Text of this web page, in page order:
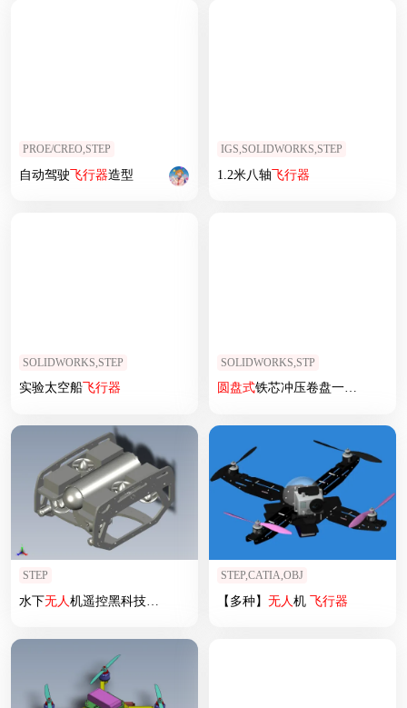
PROE/CREO,STEP
自动驾驶飞行器造型
IGS,SOLIDWORKS,STEP
1.2米八轴飞行器
SOLIDWORKS,STEP
实验太空船飞行器
SOLIDWORKS,STP
圆盘式铁芯冲压卷盘一体机
STEP
水下无人机遥控黑科技飞行器
STEP,CATIA,OBJ
【多种】 无人机 飞行器